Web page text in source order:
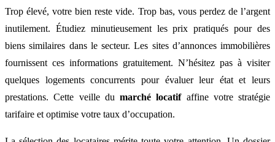
Trop élevé, votre bien reste vide. Trop bas, vous perdez de l’argent
inutilement. Étudiez minutieusement les prix pratiqués pour des
biens similaires dans le secteur. Les sites d’annonces immobilières
fournissent ces informations gratuitement. N’hésitez pas à visiter
quelques logements concurrents pour évaluer leur état et leurs
prestations. Cette veille du marché locatifaffine votre stratégie
tarifaire et optimise votre taux d’occupation.